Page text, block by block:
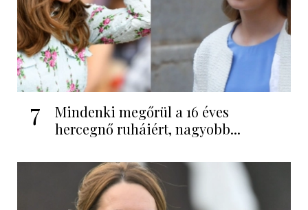
7
Mindenki megőrül a 16 éves
hercegnő ruháiért, nagyobb...